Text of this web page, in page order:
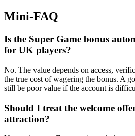
Mini-FAQ
Is the Super Game bonus
for UK players?
No. The value depends on access,
the true cost of wagering the bonus. A
still be poor value if the account is
Should I treat the welcome
attraction?